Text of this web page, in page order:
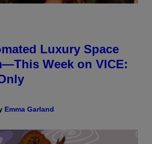
Luxury Space
Week on VICE:
Emma Garland